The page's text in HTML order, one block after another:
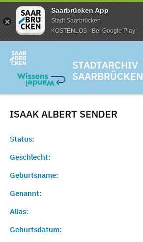
Saarbrücken App
Stadt Saarbrücken
KOSTENLOS - Bei Google Play
STADTARCHIV
SAARBRÜCKEN
ISAAK ALBERT SENDER
Status:
Geschlecht:
Geburtsname:
Genannt:
Alias:
Geburtsdatum: